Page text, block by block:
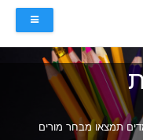
תמצאו מבחר מורים